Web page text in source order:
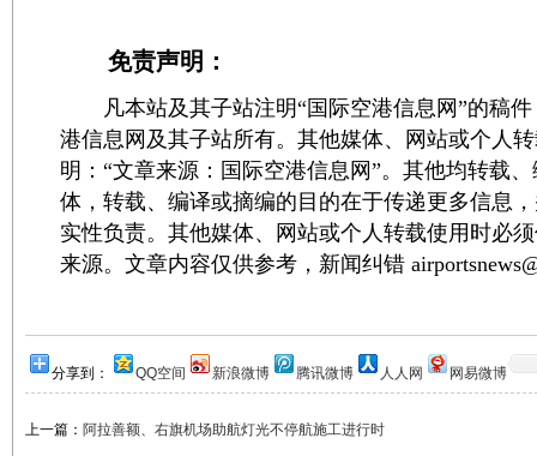
免责声明：
凡本站及其子站注明“国际空港信息网”的稿件
港信息网及其子站所有。其他媒体、网站或个人
明：“文章来源：国际空港信息网”。其他均转载
体，转载、编译或摘编的目的在于传递更多信息
实性负责。其他媒体、网站或个人转载使用时必
来源。文章内容仅供参考，新闻纠错
分享到： QQ空间 新浪微博 腾讯微博 人人网 网易微博
上一篇： 阿拉善额、右旗机场助航灯光不停航施工进行时